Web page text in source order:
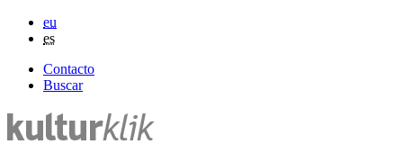
eu
es
Contacto
Buscar